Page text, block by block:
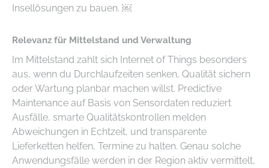
Insellösungen zu bauen. ￼
Relevanz für Mittelstand und Verwaltung
Im Mittelstand zahlt sich Internet of Things besonders
aus, wenn du Durchlaufzeiten senken, Qualität sichern
oder Wartung planbar machen willst. Predictive
Maintenance auf Basis von Sensordaten reduziert
Ausfälle, smarte Qualitätskontrollen melden
Abweichungen in Echtzeit, und transparente
Lieferketten helfen, Termine zu halten. Genau solche
Anwendungsfälle werden in der Region aktiv vermittelt,